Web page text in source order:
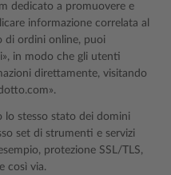
dedicato a promuovere e
informazione correlata al
di ordini online, puoi
in modo che gli utenti
direttamente, visitando
lo stesso stato dei domini
set di strumenti e servizi
protezione SSL/TLS,
così via.